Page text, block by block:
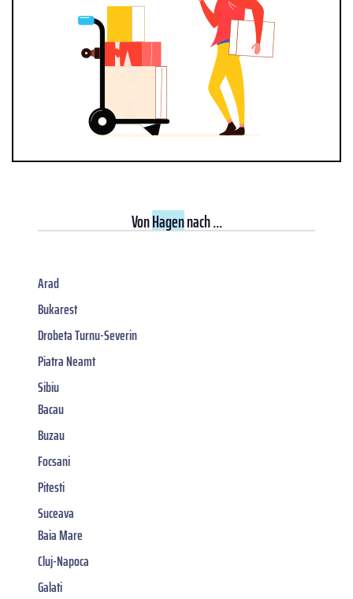
VonHagennach ...
Arad
Bukarest
Drobeta Turnu-Severin
Piatra Neamt
Sibiu
Bacau
Buzau
Focsani
Pitesti
Suceava
Baia Mare
Cluj-Napoca
Galati